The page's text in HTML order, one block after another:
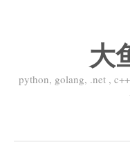
大
python, golang, .net ,